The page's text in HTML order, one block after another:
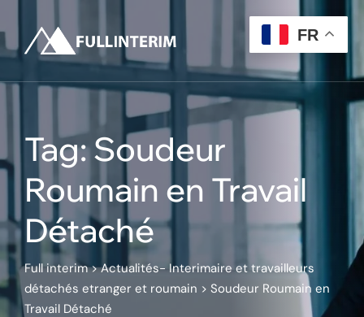
to
content
Tag: Soudeur
Roumain en Travail
Détaché
Full interim>Actualités- Interimaire et travailleurs
détachés etranger et roumain > Soudeur Roumain en
Travail Détaché
FR